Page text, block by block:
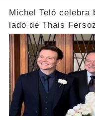
Michel Teló celebra
lado de Thais